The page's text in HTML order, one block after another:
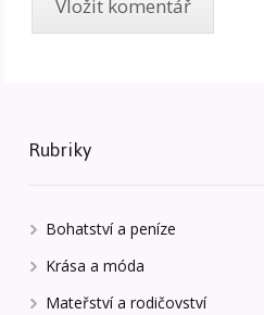
Rubriky
Bohatství a peníze
Krása a móda
Mateřství a rodičovství